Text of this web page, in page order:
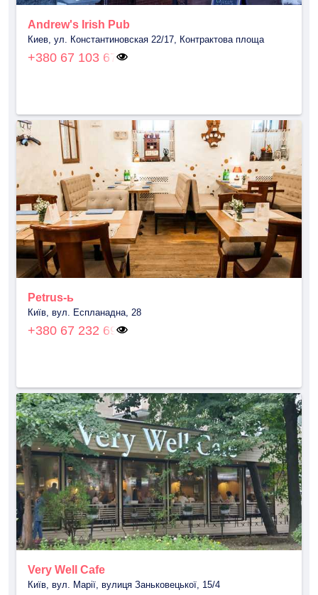
Andrew's Irish Pub
Киев, ул. Константиновская 22/17, Контрактова площа
+380 67 103 67
Petrus-ь
Київ, вул. Еспланадна, 28
+380 67 232 69
Very Well Cafe
Київ, вул. Марії, вулиця Заньковецької, 15/4